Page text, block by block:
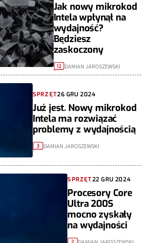
Jak nowy mikrokod
Intela wpłynął na
wydajność?
Będziesz
zaskoczony
12 DAMIAN JAROSZEWSKI
SPRZĘT26 GRU 2024
Już jest. Nowy mikrokod
Intela ma rozwiązać
problemy z wydajnością
3 DAMIAN JAROSZEWSKI
SPRZĘT22 GRU 2024
Procesory Core
Ultra 200S
mocno zyskały
na wydajności
2